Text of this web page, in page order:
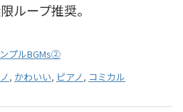
ループ推奨。
プルBGMs②
, かわいい, ピアノ, コミカル